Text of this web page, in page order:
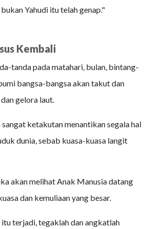
Yahudi itu telah genap."
Kembali
tanda pada matahari, bulan, bintang-
bangsa-bangsa akan takut dan
gelora laut.
ketakutan menantikan segala hal
dunia, sebab kuasa-kuasa langit
akan melihat Anak Manusia datang
dan kemuliaan yang besar.
terjadi, tegaklah dan angkatlah